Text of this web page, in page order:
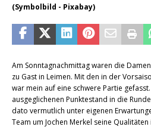
(Symbolbild - Pixabay)
Am Sonntagnachmittag waren die
zu Gast in Leimen. Mit den in der
war mein auf eine schwere Partie
ausgeglichenen Punktestand in die
dato vermutlich unter eigenen
Team um Jochen Merkel seine Qualitäten